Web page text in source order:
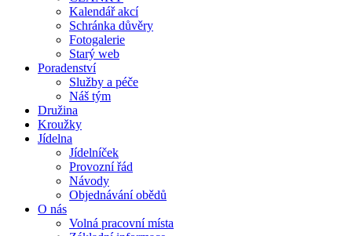
Kalendář akcí
Schránka důvěry
Fotogalerie
Starý web
Poradenství
Služby a péče
Náš tým
Družina
Kroužky
Jídelna
Jídelníček
Provozní řád
Návody
Objednávání obědů
O nás
Volná pracovní místa